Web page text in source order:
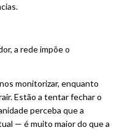
a rede impõe o
monitorizar, enquanto
Estão a tentar fechar o
perceba que a
— é muito maior do que a